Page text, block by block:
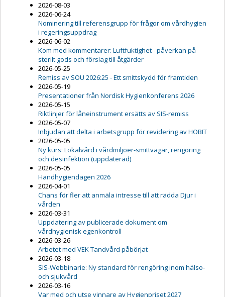
2026-08-03
2026-06-24
Nominering till referensgrupp för frågor om vårdhygien
i regeringsuppdrag
2026-06-02
Kom med kommentarer: Luftfuktighet - påverkan på
sterilt gods och förslag till åtgärder
2026-05-25
Remiss av SOU 2026:25 - Ett smittskydd för framtiden
2026-05-19
Presentationer från Nordisk Hygienkonferens 2026
2026-05-15
Riktlinjer för låneinstrument ersätts av SIS-remiss
2026-05-07
Inbjudan att delta i arbetsgrupp för revidering av HOBIT
2026-05-05
Ny kurs: Lokalvård i vårdmiljöer-smittvägar, rengöring
och desinfektion (uppdaterad)
2026-05-05
Handhygiendagen 2026
2026-04-01
Chans för fler att anmäla intresse till att rädda Djur i
vården
2026-03-31
Uppdatering av publicerade dokument om
vårdhygienisk egenkontroll
2026-03-26
Arbetet med VEK Tandvård påbörjat
2026-03-18
SIS-Webbinarie: Ny standard för rengöring inom hälso-
och sjukvård
2026-03-16
Var med och utse vinnare av Hygienpriset 2027